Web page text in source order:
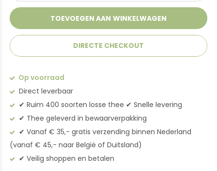
TOEVOEGEN AAN WINKELWAGEN
DIRECTE CHECKOUT
Op voorraad
Direct leverbaar
✔︎ Ruim 400 soorten losse thee ✔︎ Snelle levering
✔︎ Thee geleverd in bewaarverpakking
✔︎ Vanaf € 35,- gratis verzending binnen Nederland
(vanaf € 45,- naar België of Duitsland)
✔︎ Veilig shoppen en betalen